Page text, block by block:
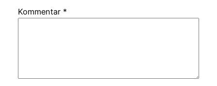
Kommentar *